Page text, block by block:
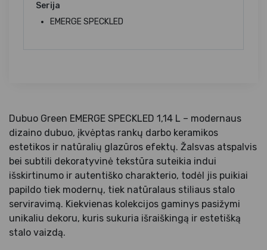
Serija
EMERGE SPECKLED
Dubuo Green EMERGE SPECKLED 1,14 L – modernaus
dizaino dubuo, įkvėptas rankų darbo keramikos
estetikos ir natūralių glazūros efektų. Žalsvas atspalvis
bei subtili dekoratyvinė tekstūra suteikia indui
išskirtinumo ir autentiško charakterio, todėl jis puikiai
papildo tiek modernų, tiek natūralaus stiliaus stalo
serviravimą. Kiekvienas kolekcijos gaminys pasižymi
unikaliu dekoru, kuris sukuria išraiškingą ir estetišką
stalo vaizdą.